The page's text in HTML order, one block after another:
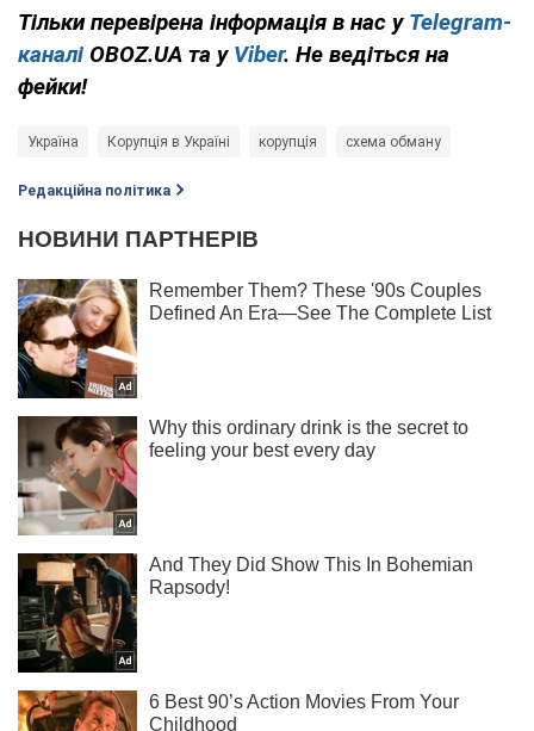
Тільки перевірена інформація в нас у Telegram-
каналі OBOZ.UA та у Viber. Не ведіться на
фейки!
Україна Корупція в Україні корупція схема обману
Редакційна політика